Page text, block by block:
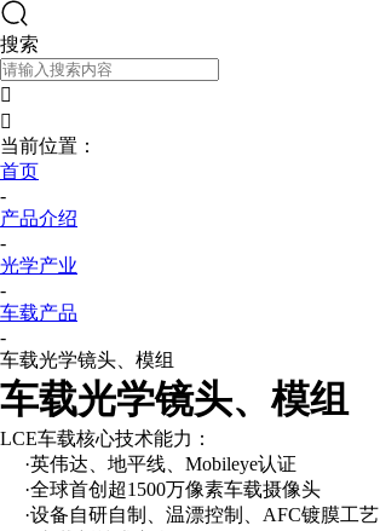
搜索


当前位置：
首页
-
产品介绍
-
光学产业
-
车载产品
-
车载光学镜头、模组
车载光学镜头、模组
LCE车载核心技术能力：
·英伟达、地平线、Mobileye认证
·全球首创超1500万像素车载摄像头
·设备自研自制、温漂控制、AFC镀膜工艺